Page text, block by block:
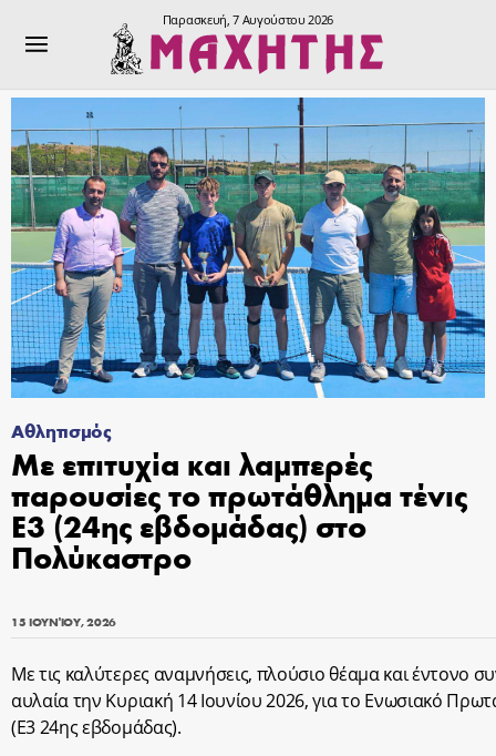
Παρασκευή, 7 Αυγούστου 2026
Αθλητισμός
Με επιτυχία και λαμπερές
παρουσίες το πρωτάθλημα τένις
Ε3 (24ης εβδομάδας) στο
Πολύκαστρο
15 ΙΟΥΝΊΟΥ, 2026
Με τις καλύτερες αναμνήσεις, πλούσιο θέαμα και έντονο
αυλαία την Κυριακή 14 Ιουνίου 2026, για το Ενωσιακό
(Ε3 24ης εβδομάδας).